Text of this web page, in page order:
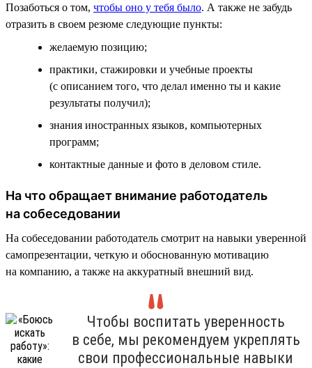
Позаботься о том, чтобы оно у тебя было. А также не забудь
отразить в своем резюме следующие пункты:
желаемую позицию;
практики, стажировки и учебные проекты
(с описанием того, что делал именно ты и какие
результаты получил);
знания иностранных языков, компьютерных
программ;
контактные данные и фото в деловом стиле.
На что обращает внимание работодатель
на собеседовании
На собеседовании работодатель смотрит на навыки уверенной
самопрезентации, четкую и обоснованную мотивацию
на компанию, а также на аккуратный внешний вид.
Чтобы воспитать уверенность
в себе, мы рекомендуем укреплять
свои профессиональные навыки